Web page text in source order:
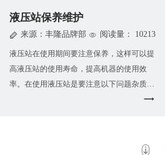
液压站保养维护
来源：丰隆品牌部 阅读量： 10213
液压站在使用期间要注意保养，这样可以提
高液压站的使用寿命，提高机器的使用效
率。在使用液压站是要注意以下问题杂质的
影响。杂质混在液压油首先是让液压阀门不